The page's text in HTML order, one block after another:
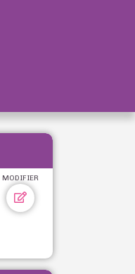
MODIFIER